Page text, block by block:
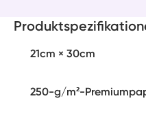
21cm × 30cm
250-g/m²-